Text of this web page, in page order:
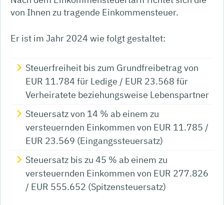
von Ihnen zu tragende Einkommensteuer.
Er ist im Jahr 2024 wie folgt gestaltet:
Steuerfreiheit bis zum Grundfreibetrag von
EUR 11.784 für Ledige / EUR 23.568 für
Verheiratete beziehungsweise Lebenspartner
Steuersatz von 14 % ab einem zu
versteuernden Einkommen von EUR 11.785 /
EUR 23.569 (Eingangssteuersatz)
Steuersatz bis zu 45 % ab einem zu
versteuernden Einkommen von EUR 277.826
/ EUR 555.652 (Spitzensteuersatz)